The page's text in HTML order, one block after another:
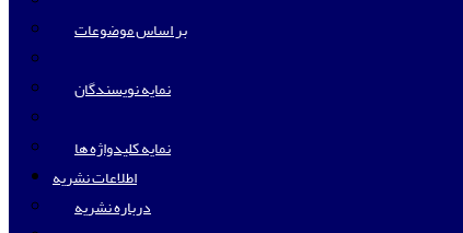
بر اساس موضوعات
نمایه نویسندگان
نمایه کلیدواژه ها
اطلاعات نشریه
درباره نشریه